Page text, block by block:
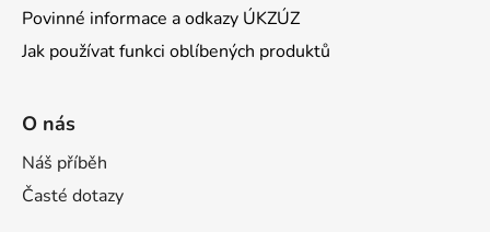
Povinné informace a odkazy ÚKZÚZ
Jak používat funkci oblíbených produktů
O nás
Náš příběh
Časté dotazy